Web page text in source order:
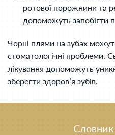
ротової порожнини та
допоможуть запобігти
Чорні плями на зубах
стоматологічні проблеми.
лікування допоможуть
зберегти здоров’я зубів.
Словник